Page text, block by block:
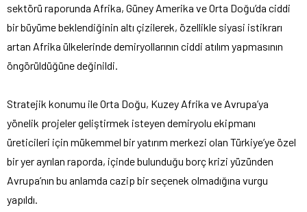
sektörü raporunda Afrika, Güney Amerika ve Orta Doğu’da ciddi
bir büyüme beklendiğinin altı çizilerek, özellikle siyasi istikrarı
artan Afrika ülkelerinde demiryollarının ciddi atılım yapmasının
öngörüldüğüne değinildi.
Stratejik konumu ile Orta Doğu, Kuzey Afrika ve Avrupa’ya
yönelik projeler geliştirmek isteyen demiryolu ekipmanı
üreticileri için mükemmel bir yatırım merkezi olan Türkiye’ye özel
bir yer ayrılan raporda, içinde bulunduğu borç krizi yüzünden
Avrupa’nın bu anlamda cazip bir seçenek olmadığına vurgu
yapıldı.